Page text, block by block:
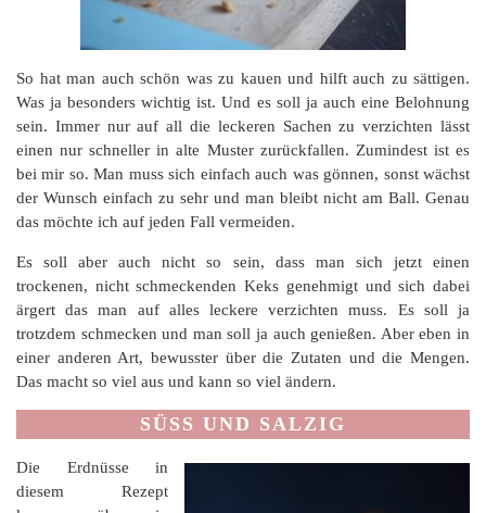
So hat man auch schön was zu kauen und hilft auch zu sättigen.
Was ja besonders wichtig ist. Und es soll ja auch eine Belohnung
sein. Immer nur auf all die leckeren Sachen zu verzichten lässt
einen nur schneller in alte Muster zurückfallen. Zumindest ist es
bei mir so. Man muss sich einfach auch was gönnen, sonst wächst
der Wunsch einfach zu sehr und man bleibt nicht am Ball. Genau
das möchte ich auf jeden Fall vermeiden.
Es soll aber auch nicht so sein, dass man sich jetzt einen
trockenen, nicht schmeckenden Keks genehmigt und sich dabei
ärgert das man auf alles leckere verzichten muss. Es soll ja
trotzdem schmecken und man soll ja auch genießen. Aber eben in
einer anderen Art, bewusster über die Zutaten und die Mengen.
Das macht so viel aus und kann so viel ändern.
SÜSS UND SALZIG
Die Erdnüsse in
diesem Rezept